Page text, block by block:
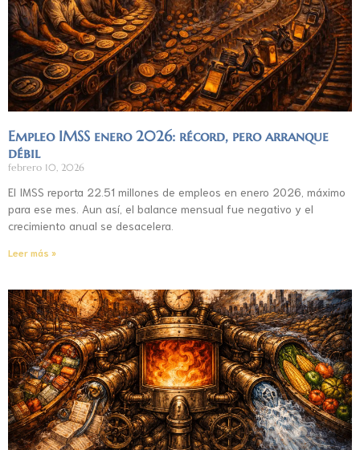
Empleo IMSS enero 2026: récord, pero arranque
débil
febrero 10, 2026
El IMSS reporta 22.51 millones de empleos en enero 2026, máximo
para ese mes. Aun así, el balance mensual fue negativo y el
crecimiento anual se desacelera.
Leer más »